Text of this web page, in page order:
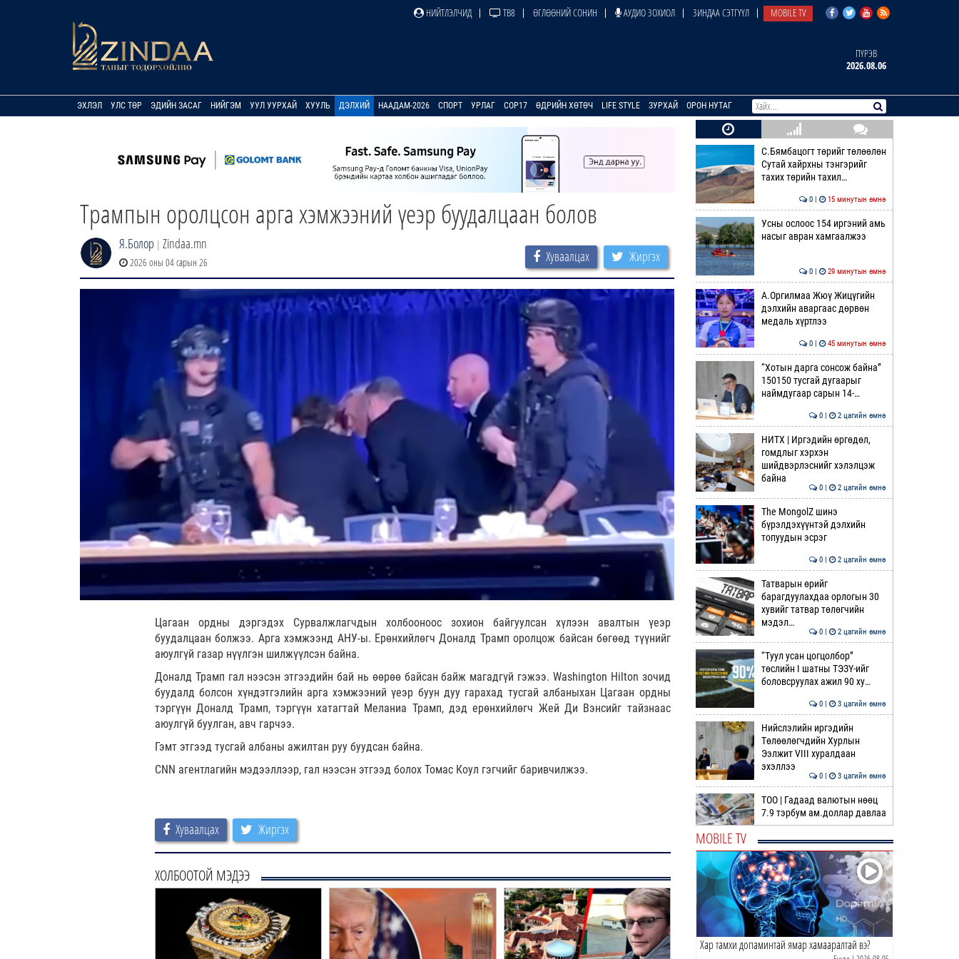
НИЙТЛЭЛЧИД ТВ8 ӨГЛӨӨНИЙ СОНИН АУДИО ЗОХИОЛ ЗИНДАА СЭТГҮҮЛ MOBILE TV
ПҮРЭВ
2026.08.06
ЭХЛЭЛ УЛС ТӨР ЭДИЙН ЗАСАГ НИЙГЭМ УУЛ УУРХАЙ ХУУЛЬ ДЭЛХИЙ НААДАМ-2026 СПОРТ УРЛАГ COP17 ӨДРИЙН ХӨТӨЧ LIFE STYLE ЗУРХАЙ ОРОН НУТАГ
Трампын оролцсон арга хэмжээний үеэр буудалцаан болов
Я.Болор | Zindaa.mn
2026 оны 04 сарын 26 Хуваалцах Жиргэх
Цагаан ордны дэргэдэх Сурвалжлагчдын холбооноос зохион байгуулсан хүлээн авалтын үеэр
буудалцаан болжээ. Арга хэмжээнд АНУ-ы. Ерөнхийлөгч Доналд Трамп оролцож байсан бөгөөд түүнийг
аюулгүй газар нүүлгэн шилжүүлсэн байна.
Доналд Трамп гал нээсэн этгээдийн бай нь өөрөө байсан байж магадгүй гэжээ. Washington Hilton зочид
буудалд болсон хүндэтгэлийн арга хэмжээний үеэр буун дуу гарахад тусгай албаныхан Цагаан ордны
тэргүүн Доналд Трамп, тэргүүн хатагтай Меланиа Трамп, дэд ерөнхийлөгч Жей Ди Вэнсийг тайзнаас
аюулгүй буулган, авч гарчээ.
Гэмт этгээд тусгай албаны ажилтан руу буудсан байна.
CNN агентлагийн мэдээллээр, гал нээсэн этгээд болох Томас Коул гэгчийг баривчилжээ.
Хуваалцах Жиргэх
ХОЛБООТОЙ МЭДЭЭ
С.Бямбацогт төрийг төлөөлөн
Сутай хайрхны тэнгэрийг
тахих төрийн тахил…
0 | 15 минутын өмнө
Усны ослоос 154 иргэний амь
насыг авран хамгаалжээ
0 | 29 минутын өмнө
А.Оргилмаа Жюү Жицүгийн
дэлхийн аваргаас дөрвөн
медаль хүртлээ
0 | 45 минутын өмнө
“Хотын дарга сонсож байна”
150150 тусгай дугаарыг
наймдугаар сарын 14-…
0 | 2 цагийн өмнө
НИТХ | Иргэдийн өргөдөл,
гомдлыг хэрхэн
шийдвэрлэснийг хэлэлцэж
байна
0 | 2 цагийн өмнө
The MongolZ шинэ
бүрэлдэхүүнтэй дэлхийн
топуудын эсрэг
0 | 2 цагийн өмнө
Татварын өрийг
барагдуулахдаа орлогын 30
хувийг татвар төлөгчийн
мэдэл…
0 | 2 цагийн өмнө
“Туул усан цогцолбор”
төслийн I шатны ТЭЗҮ-ийг
боловсруулах ажил 90 ху…
0 | 3 цагийн өмнө
Нийслэлийн иргэдийн
Төлөөлөгчдийн Хурлын
Ээлжит VIII хуралдаан
эхэллээ
0 | 3 цагийн өмнө
ТОО | Гадаад валютын нөөц
7.9 тэрбум ам.доллар давлаа
COP-17 | Зочин, төлөөлөгчдөд
нийтийн тээврийн 100
автобус үйлчилнэ
0 | 4 цагийн өмнө
АИ-92 шатахууны нийлүүлэлт
MOBILE TV
Хар тамхи допаминтай ямар хамааралтай вэ?